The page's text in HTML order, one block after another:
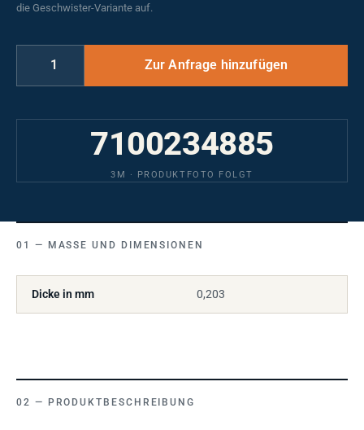
die Geschwister-Variante auf.
7100234885
3M · PRODUKTFOTO FOLGT
MASSE UND DIMENSIONEN
Dicke in mm 0,203
PRODUKTBESCHREIBUNG